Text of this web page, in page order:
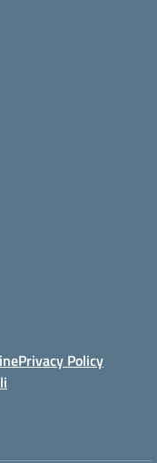
Privacy Policy